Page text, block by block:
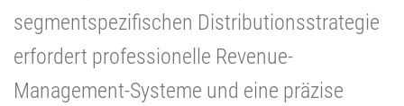
segmentspezifischen Distributionsstrategie
erfordert professionelle Revenue-
Management-Systeme und eine präzise